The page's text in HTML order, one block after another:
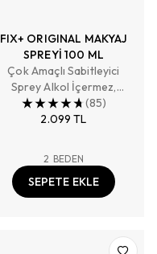
FIX+ ORIGINAL MAKYAJ
SPREYİ 100 ML
Çok Amaçlı Sabitleyici
Sprey Alkol İçermez,
Nemlendirir, Cildi Makyaja
Hazırlar, Makyajı Sabitler ,
(85)
2.099 TL
2 BEDEN
SEPETE EKLE